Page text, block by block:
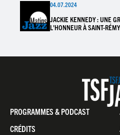
04.07.2024
JACKIE KENNEDY : UNE
L'HONNEUR À SAINT-
Pied
de
PROGRAMMES & PODCAST
CRÉDITS